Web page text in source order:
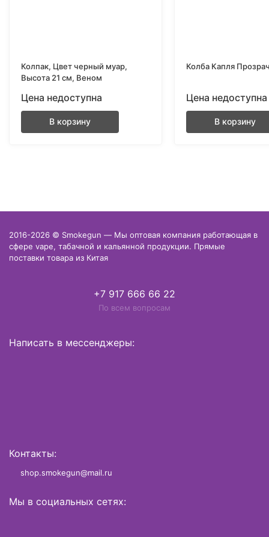
Колпак, Цвет черный муар,
Высота 21 см, Веном
Цена недоступна
В корзину
Колба Капля
Цена недоступна
В корзину
2016-2026 © Smokegun — Мы оптовая компания работающая в
сфере vape, табачной и кальянной продукции. Прямые
поставки товара из Китая
+7 917 666 66 22
По всем вопросам
Написать в мессенджеры:
Контакты:
shop.smokegun@mail.ru
Мы в социальных сетях: